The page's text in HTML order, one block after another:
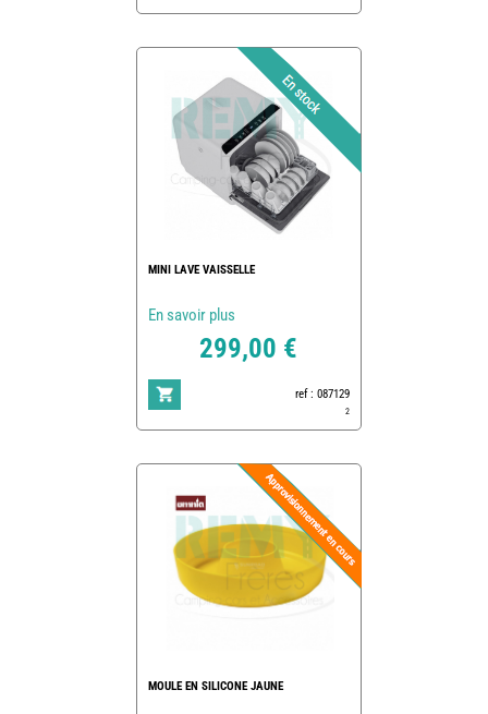
MINI LAVE VAISSELLE
En savoir plus
299,00 €
ref : 087129
2
MOULE EN SILICONE JAUNE